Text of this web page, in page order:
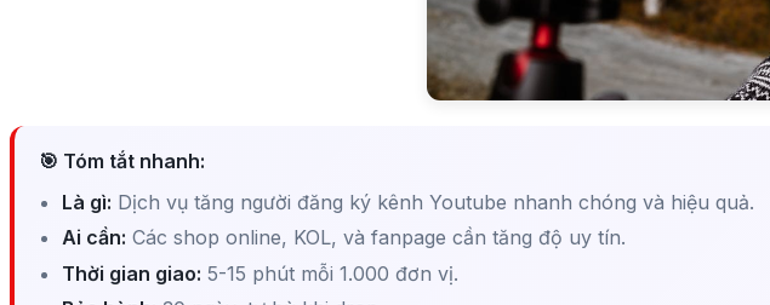
Là gì:
Dịch vụ tăng người đăng ký kênh Youtube nhanh chóng và hiệu quả.
Các shop online, KOL, và fanpage cần tăng độ uy tín.
Thời gian giao:
5-15 phút mỗi 1.000 đơn vị.